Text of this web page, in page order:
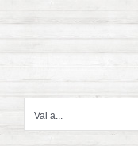
contenuto
Vai a...